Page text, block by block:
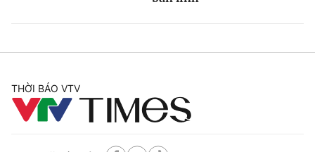
® Cấm sao chép dưới mọi hình thức nếu không có sự chấp
THỜI BÁO VTV